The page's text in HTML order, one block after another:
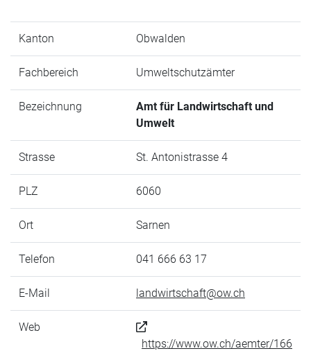
Kanton Obwalden
Fachbereich Umweltschutzämter
Bezeichnung
Amt für Landwirtschaft und
Umwelt
Strasse St. Antonistrasse 4
PLZ 6060
Ort Sarnen
Telefon 041 666 63 17
E-Mail landwirtschaft@ow.ch
Web
https://www.ow.ch/aemter/166